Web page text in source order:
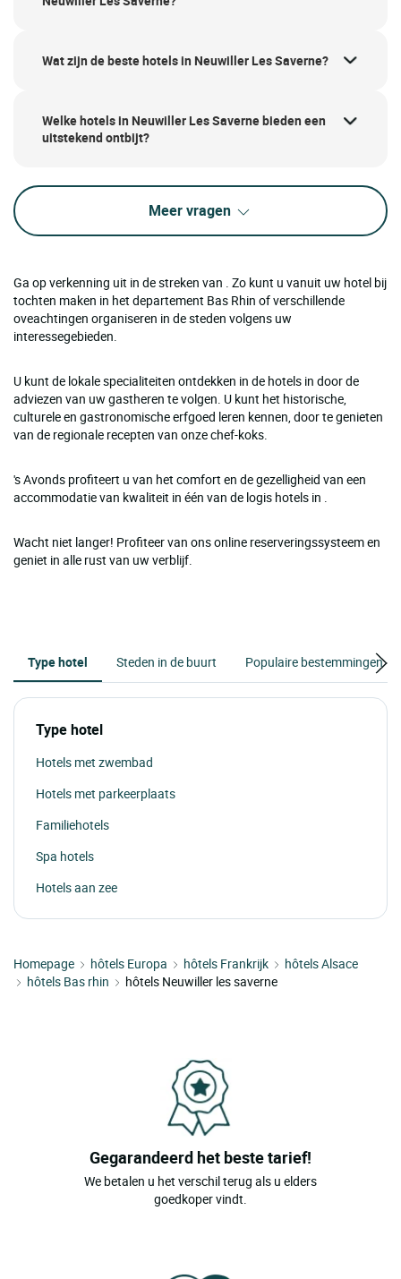
Wat zijn de beste hotels in Neuwiller Les Saverne?
Welke hotels in Neuwiller Les Saverne bieden een
uitstekend ontbijt?
Meer vragen
Ga op verkenning uit in de streken van . Zo kunt u vanuit uw hotel bij
tochten maken in het departement Bas Rhin of verschillende
oveachtingen organiseren in de steden volgens uw
interessegebieden.
U kunt de lokale specialiteiten ontdekken in de hotels in door de
adviezen van uw gastheren te volgen. U kunt het historische,
culturele en gastronomische erfgoed leren kennen, door te genieten
van de regionale recepten van onze chef-koks.
's Avonds profiteert u van het comfort en de gezelligheid van een
accommodatie van kwaliteit in één van de logis hotels in .
Wacht niet langer! Profiteer van ons online reserveringssysteem en
geniet in alle rust van uw verblijf.
Type hotel Steden in de buurt Populaire bestemmingen
Type hotel
Hotels met zwembad
Hotels met parkeerplaats
Familiehotels
Spa hotels
Hotels aan zee
Homepage hôtels Europa hôtels Frankrijk
hôtels Alsace
hôtels Bas rhin
hôtels Neuwiller les saverne
Gegarandeerd het beste tarief!
We betalen u het verschil terug als u elders
goedkoper vindt.